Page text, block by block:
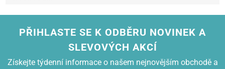
PŘIHLASTE SE K ODBĚRU NOVINEK A
SLEVOVÝCH AKCÍ
Získejte týdenní informace o našem nejnovějším obchodě a